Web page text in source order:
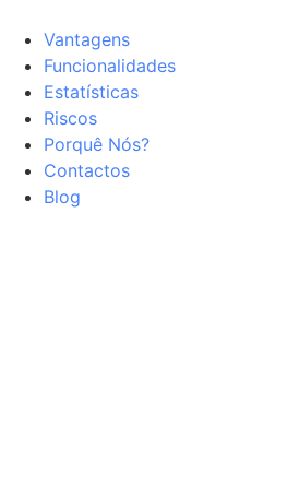
Vantagens
Funcionalidades
Estatísticas
Riscos
Porquê Nós?
Contactos
Blog